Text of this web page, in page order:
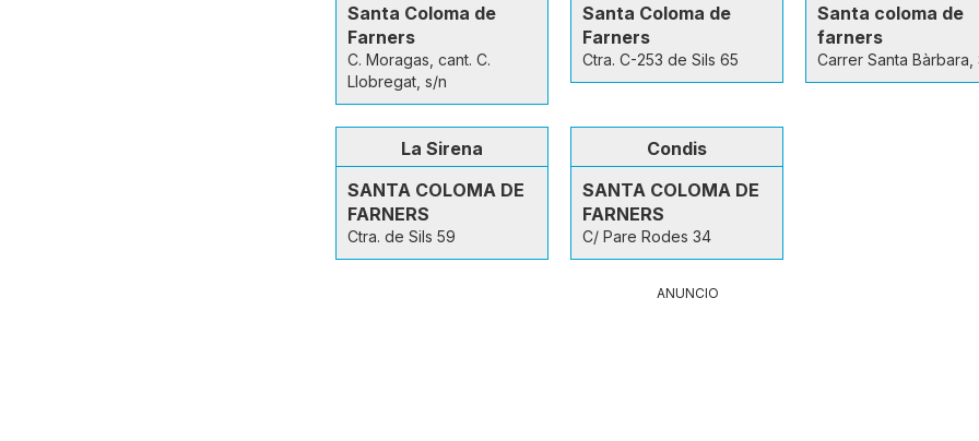
Santa Coloma de
Farners
C. Moragas, cant. C.
Llobregat, s/n
Santa Coloma de
Farners
Ctra. C-253 de Sils 65
Santa coloma de
farners
Carrer Santa Bàrbara,
La Sirena
SANTA COLOMA DE
FARNERS
Ctra. de Sils 59
Condis
SANTA COLOMA DE
FARNERS
C/ Pare Rodes 34
ANUNCIO